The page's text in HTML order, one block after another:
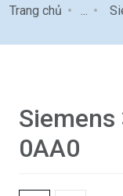
Trang chủ
Siemens
0AA0